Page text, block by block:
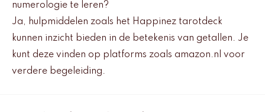
numerologie te leren?
Ja, hulpmiddelen zoals het Happinez tarotdeck
kunnen inzicht bieden in de betekenis van getallen. Je
kunt deze vinden op platforms zoals amazon.nl voor
verdere begeleiding.